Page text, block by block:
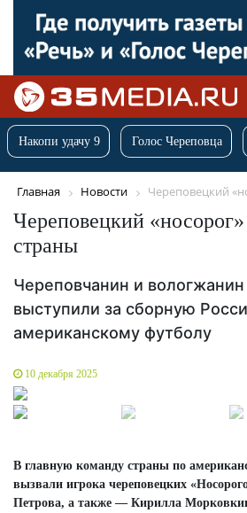
Накопи удачу 9 Голос Череповца
Главная Новости Череповецкий
Череповецкий
страны
Череповчанин и
выступили за сборную
американскому футболу
10 декабря 2025
В главную команду страны по
вызвали игрока череповецких
Петрова, а также — Кирилла